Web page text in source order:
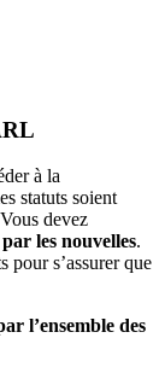
à la
statuts soient
devez
les nouvelles.
pour s’assurer que
l’ensemble des